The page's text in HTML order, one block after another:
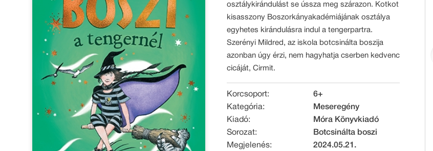
osztálykirándulást se ússza meg szárazon. Kotkot
kisasszony Boszorkányakadémiájának osztálya
egyhetes kirándulásra indul a tengerpartra.
Szerényi Mildred, az iskola botcsinálta boszija
azonban úgy érzi, nem hagyhatja cserben kedvenc
cicáját, Cirmit.
Korcsoport:
6+
Kategória:
Meseregény
Kiadó:
Móra Könyvkiadó
Sorozat:
Botcsinálta boszi
Megjelenés:
2024.05.21.